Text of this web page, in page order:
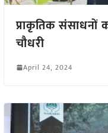
प्राकृतिक संसाधनों
चौधरी
April 24, 2024